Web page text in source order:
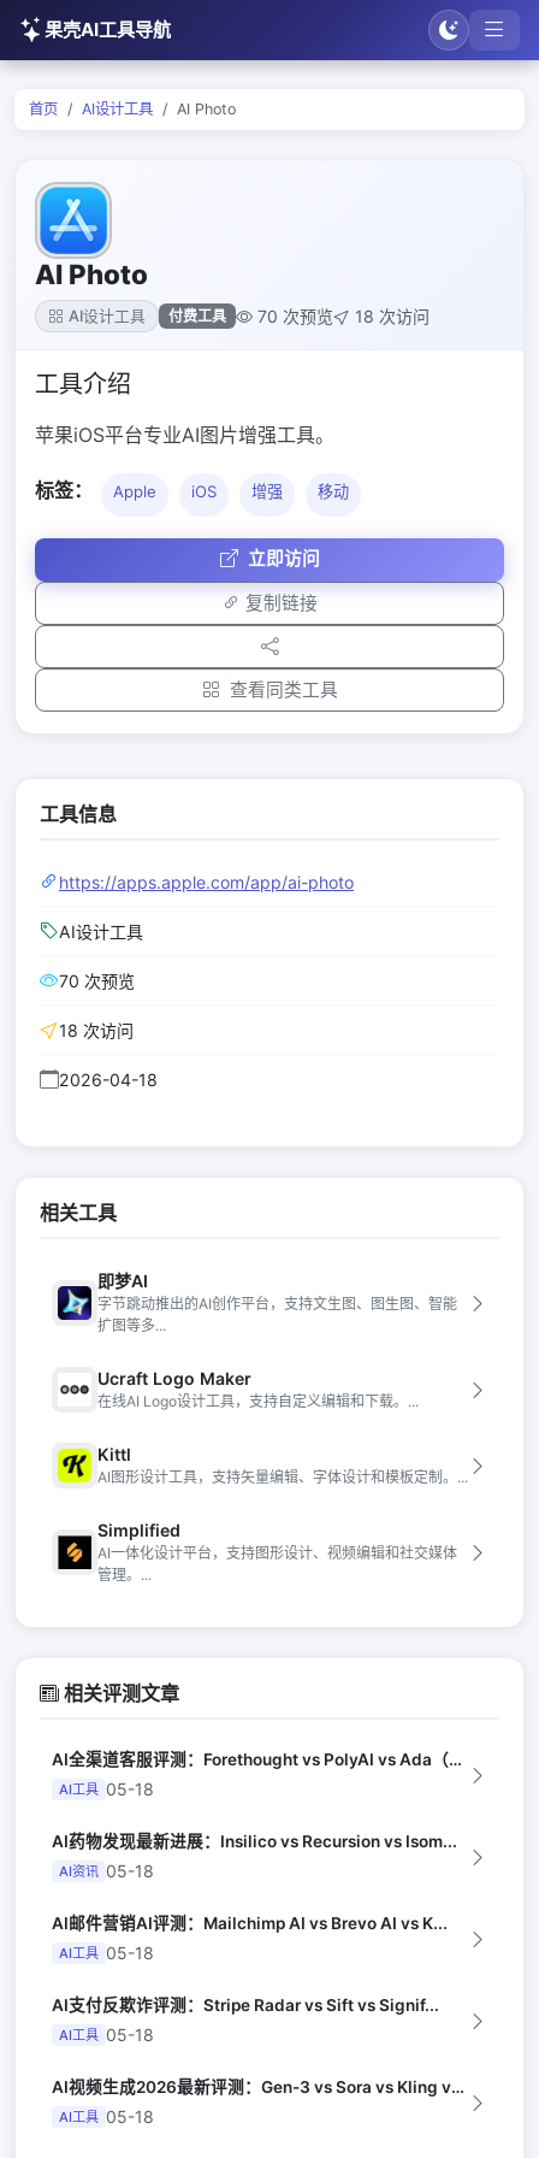
果壳AI工具导航
首页 AI设计工具 AI Photo
AI Photo
AI设计工具 付费工具 70 次预览 18 次访问
工具介绍
苹果iOS平台专业AI图片增强工具。
标签： Apple iOS 增强 移动
立即访问
复制链接
查看同类工具
工具信息
https://apps.apple.com/app/ai-photo
AI设计工具
70 次预览
18 次访问
2026-04-18
相关工具
即梦AI
字节跳动推出的AI创作平台，支持文生图、图生图、智能
扩图等多...
Ucraft Logo Maker
在线AI Logo设计工具，支持自定义编辑和下载。...
Kittl
AI图形设计工具，支持矢量编辑、字体设计和模板定制。...
Simplified
AI一体化设计平台，支持图形设计、视频编辑和社交媒体
管理。...
相关评测文章
AI全渠道客服评测：Forethought vs PolyAI vs Ada（G...
AI工具 05-18
AI药物发现最新进展：Insilico vs Recursion vs Isom...
AI资讯 05-18
AI邮件营销AI评测：Mailchimp AI vs Brevo AI vs K...
AI工具 05-18
AI支付反欺诈评测：Stripe Radar vs Sift vs Signif...
AI工具 05-18
AI视频生成2026最新评测：Gen-3 vs Sora vs Kling vs...
AI工具 05-18